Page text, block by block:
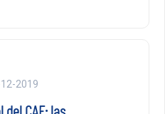
2019